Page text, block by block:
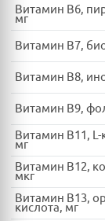
Витамин B6,
мг
Витамин B7,
Витамин B8,
Витамин B9,
Витамин B11,
мг
Витамин B12,
мкг
Витамин B13,
кислота, мг